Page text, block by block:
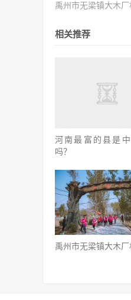
禹州市无梁镇大木厂
相关推荐
河南最富的县是中
吗？
禹州市无梁镇大木厂